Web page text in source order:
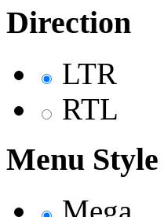
Direction
LTR
RTL
Menu Style